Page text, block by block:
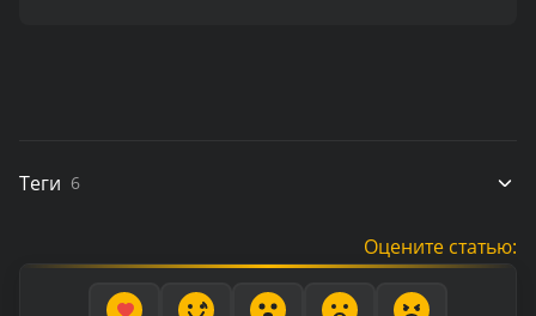
Теги 6
Оцените статью: